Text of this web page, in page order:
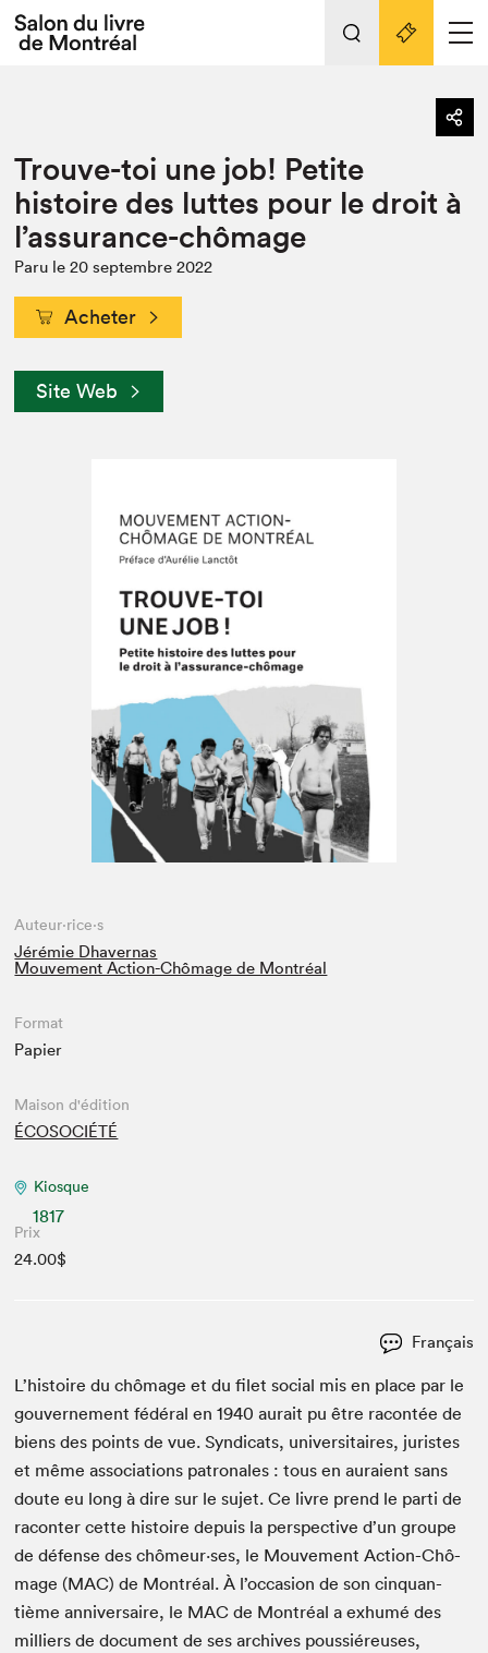
Espace exposant⋅e⋅s
Préparer sa visite au Salon
Actualités
SLM PRO
Nos activités
Préparer sa visite
Salon dans la ville et en ligne
Projets partenaires
Liens pratiques
Trouve-toi une job! Petite
histoire des luttes pour le droit à
l’assurance-chômage
Paru le 20 septembre 2022
Acheter
Site Web
Auteur·rice·s
Jérémie Dhavernas
Mouvement Action-Chômage de Montréal
Format
Papier
Maison d'édition
ÉCOSOCIÉTÉ
Kiosque
1817
Prix
24.00$
Français
L’histoire du chô­mage et du filet social mis en place par le
gou­verne­ment fédéral en1940 aurait pu être racon­tée de
biens des points de vue. Syn­di­cats, uni­ver­si­taires, juristes
et même asso­ci­a­tions patronales : tous en auraient sans
doute eu long à dire sur le sujet. Ce livre prend le par­ti de
racon­ter cette his­toire depuis la per­spec­tive d’un groupe
de défense des chômeur·ses, le Mou­ve­ment Action-Chô­
mage (MAC) de Mon­tréal. À l’occasion de son cinquan­
tième anniver­saire, le MAC de Mon­tréal a exhumé des
mil­liers de doc­u­ment de ses archives pous­siéreuses,